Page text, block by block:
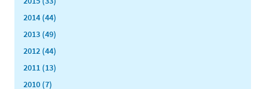
2014 (44)
2013 (49)
2012 (44)
2011 (13)
2010 (7)